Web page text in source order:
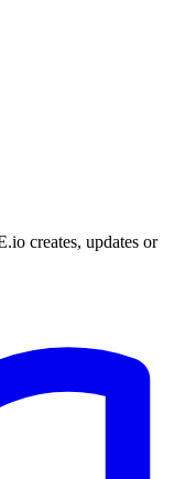
creates, updates or